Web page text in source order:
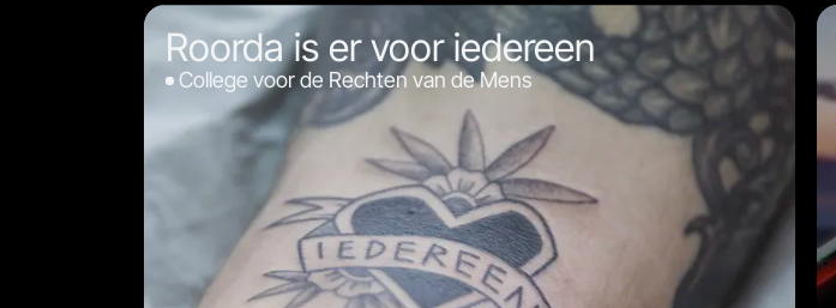
Roorda is er voor iedereen
College voor de Rechten van de Mens